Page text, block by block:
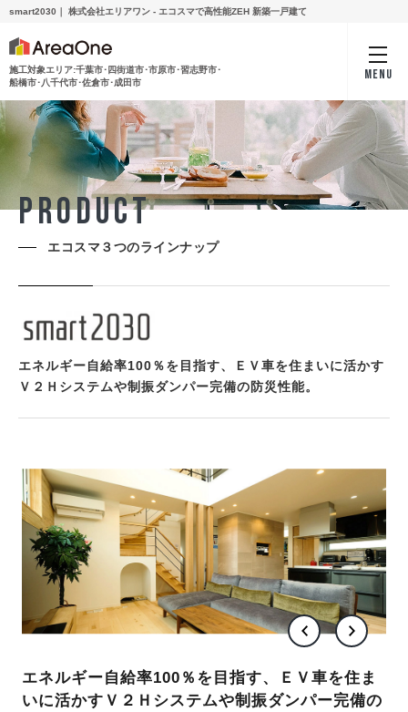
smart2030｜ 株式会社エリアワン - エコスマで高性能ZEH 新築一戸建て
施工対象エリア:千葉市･四街道市･市原市･習志野市･
船橋市･八千代市･佐倉市･成田市
MENU
エコスマ３つのラインナップ
PRODUCT
エネルギー自給率100％を目指す、ＥＶ車を住まいに活かす
Ｖ２Ｈシステムや制振ダンパー完備の防災性能。
エネルギー自給率100％を目指す、ＥＶ車を住ま
いに活かすＶ２Ｈシステムや制振ダンパー完備の